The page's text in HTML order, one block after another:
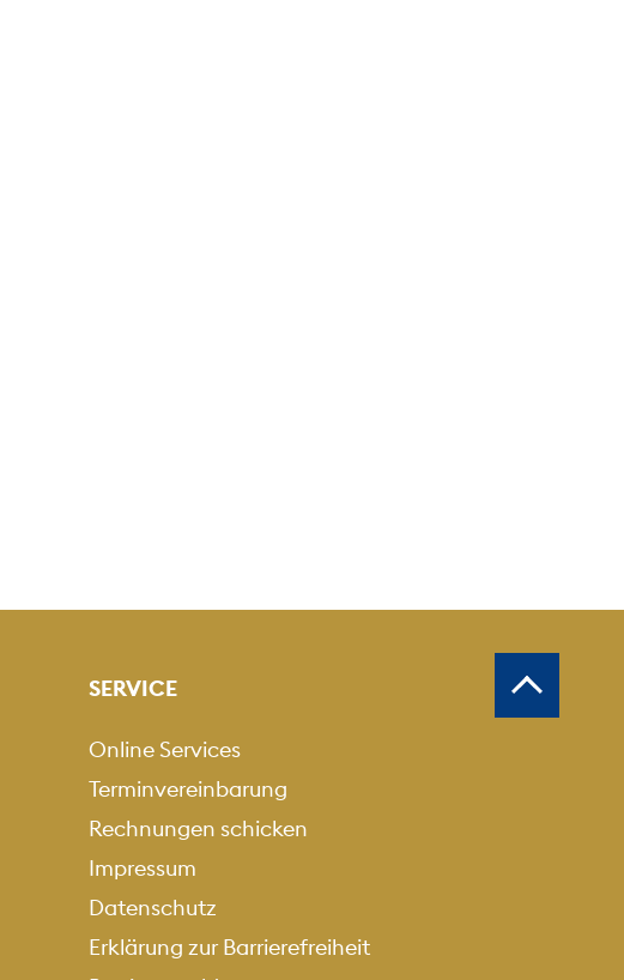
SERVICE
Online Services
Terminvereinbarung
Rechnungen schicken
Impressum
Datenschutz
Erklärung zur Barrierefreiheit